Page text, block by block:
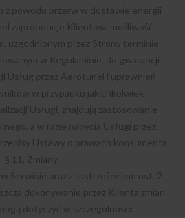
z powodu przerw w dostawie energii
zaproponuje Klientowi możliwość
uzgodnionym przez Strony terminie.
w Regulaminie, do gwarancji
Usług przez Aerotunel i uprawnień
w przypadku jakichkolwiek
Usługi, znajdują zastosowanie
a w razie nabycia Usługi przez
Ustawy o prawach konsumenta.
§ 11. Zmiany
Serwisie oraz z zastrzeżeniem ust. 2
dokonywanie przez Klienta zmian
dotyczyć w szczególności: